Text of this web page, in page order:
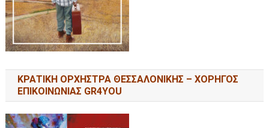
ΚΡΑΤΙΚΗ ΟΡΧΗΣΤΡΑ ΘΕΣΣΑΛΟΝΙΚΗΣ – ΧΟΡΗΓΟΣ
ΕΠΙΚΟΙΝΩΝΙΑΣ GR4YOU